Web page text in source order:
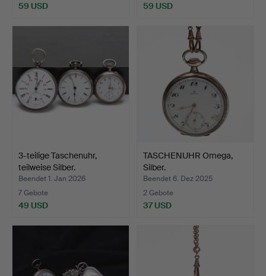
59 USD 59 USD
3-teilige Taschenuhr,
teilweise Silber.
Beendet 1. Jan 2026
7 Gebote
49 USD
TASCHENUHR Omega,
Silber.
Beendet 6. Dez 2025
2 Gebote
37 USD